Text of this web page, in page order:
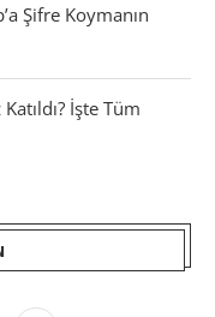
Şifre Koymanın
İşte Tüm